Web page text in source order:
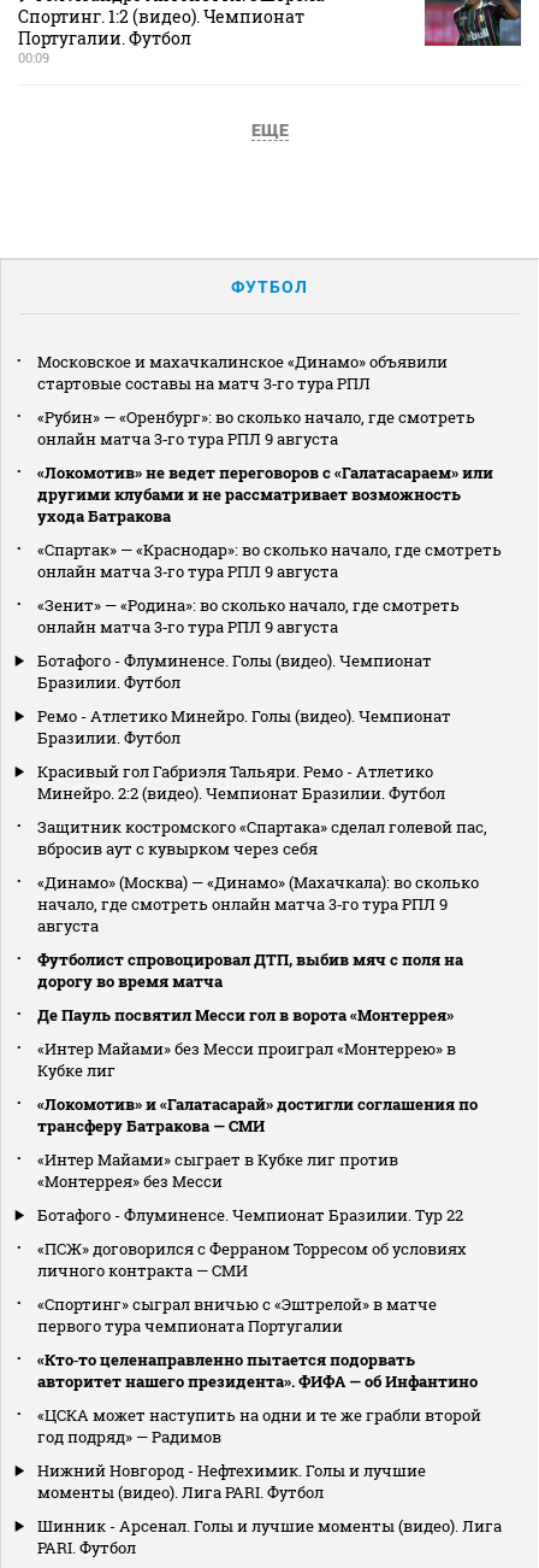
Спортинг. 1:2 (видео). Чемпионат
Португалии. Футбол
00:09
ЕЩЕ
ФУТБОЛ
Московское и махачкалинское «Динамо» объявили
стартовые составы на матч 3‑го тура РПЛ
«Рубин» — «Оренбург»: во сколько начало, где смотреть
онлайн матча 3‑го тура РПЛ 9 августа
«Локомотив» не ведет переговоров с «Галатасараем» или
другими клубами и не рассматривает возможность
ухода Батракова
«Спартак» — «Краснодар»: во сколько начало, где смотреть
онлайн матча 3‑го тура РПЛ 9 августа
«Зенит» — «Родина»: во сколько начало, где смотреть
онлайн матча 3‑го тура РПЛ 9 августа
Ботафого - Флуминенсе. Голы (видео). Чемпионат
Бразилии. Футбол
Ремо - Атлетико Минейро. Голы (видео). Чемпионат
Бразилии. Футбол
Красивый гол Габриэля Тальяри. Ремо - Атлетико
Минейро. 2:2 (видео). Чемпионат Бразилии. Футбол
Защитник костромского «Спартака» сделал голевой пас,
вбросив аут с кувырком через себя
«Динамо» (Москва) — «Динамо» (Махачкала): во сколько
начало, где смотреть онлайн матча 3‑го тура РПЛ 9
августа
Футболист спровоцировал ДТП, выбив мяч с поля на
дорогу во время матча
Де Пауль посвятил Месси гол в ворота «Монтеррея»
«Интер Майами» без Месси проиграл «Монтеррею» в
Кубке лиг
«Локомотив» и «Галатасарай» достигли соглашения по
трансферу Батракова — СМИ
«Интер Майами» сыграет в Кубке лиг против
«Монтеррея» без Месси
Ботафого - Флуминенсе. Чемпионат Бразилии. Тур 22
«ПСЖ» договорился с Ферраном Торресом об условиях
личного контракта — СМИ
«Спортинг» сыграл вничью с «Эштрелой» в матче
первого тура чемпионата Португалии
«Кто‑то целенаправленно пытается подорвать
авторитет нашего президента». ФИФА — об Инфантино
«ЦСКА может наступить на одни и те же грабли второй
год подряд» — Радимов
Нижний Новгород - Нефтехимик. Голы и лучшие
моменты (видео). Лига PARI. Футбол
Шинник - Арсенал. Голы и лучшие моменты (видео). Лига
PARI. Футбол